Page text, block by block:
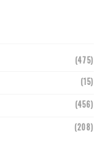
(475)
(15)
(456)
(208)